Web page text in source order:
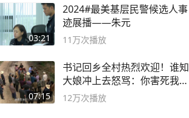
03:21
2024#最美基层民警候选人事
迹展播——朱元
11万次播放
07:15
书记回乡全村热烈欢迎！谁知
大娘冲上去怒骂：你害死我儿
子
12万次播放